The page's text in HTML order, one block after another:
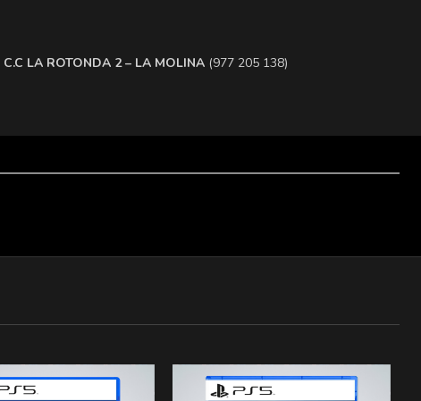
​C.C LA ROTONDA 2 – LA MOLINA (977 205 138)